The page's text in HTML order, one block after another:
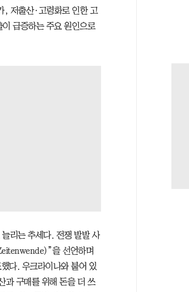
, 저출산·고령화로 인한 고
급증하는 주요 원인으로
리는 추세다. 전쟁 발발 사
을 선언하며
다. 우크라이나와 붙어 있
과 구매를 위해 돈을 더 쓰